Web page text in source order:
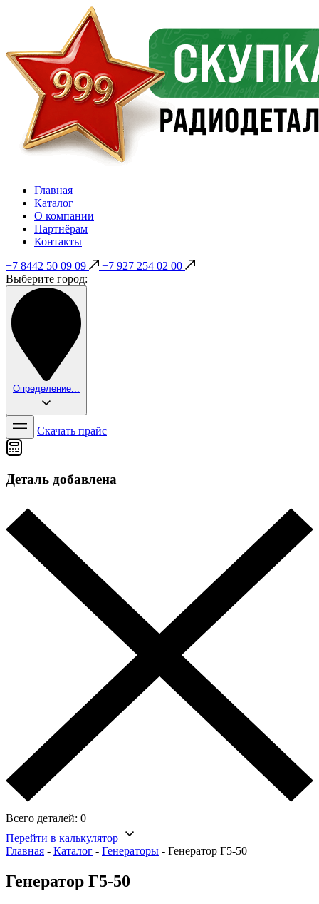
Главная
Каталог
О компании
Партнёрам
Контакты
+7 8442 50 09 09
+7 927 254 02 00
Выберите город:
Определение...
Скачать прайс
Деталь добавлена
Всего деталей: 0
Перейти в калькулятор
Главная - Каталог - Генераторы - Генератор Г5-50
Генератор Г5-50